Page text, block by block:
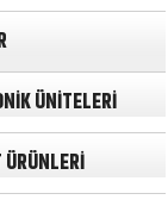
ÜNİTELERİ